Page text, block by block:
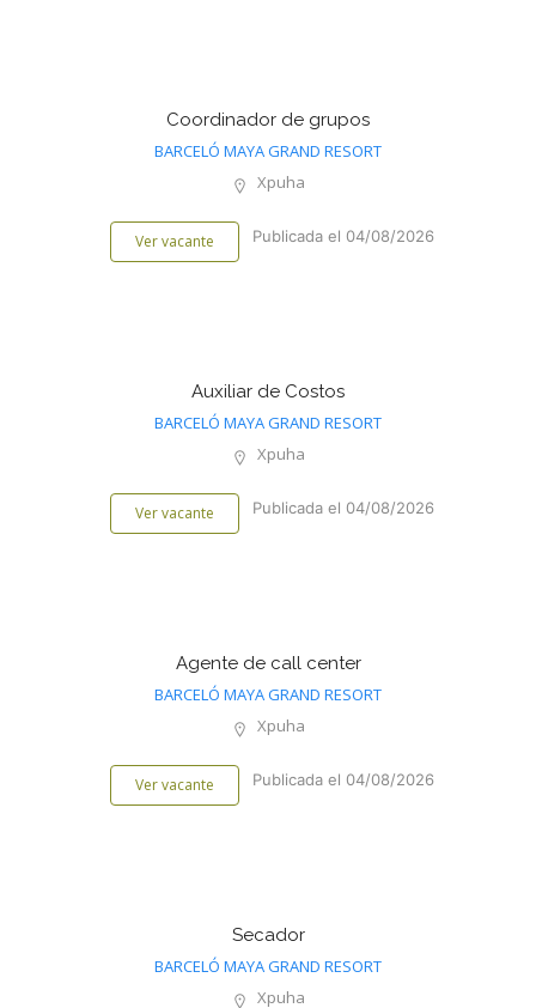
Coordinador de grupos
BARCELÓ MAYA GRAND RESORT
Xpuha
Ver vacante Publicada el 04/08/2026
Auxiliar de Costos
BARCELÓ MAYA GRAND RESORT
Xpuha
Ver vacante Publicada el 04/08/2026
Agente de call center
BARCELÓ MAYA GRAND RESORT
Xpuha
Ver vacante Publicada el 04/08/2026
Secador
BARCELÓ MAYA GRAND RESORT
Xpuha